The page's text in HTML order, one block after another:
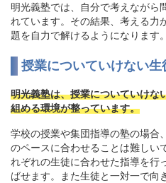
明光義塾では、自分で考えながら
れています。その結果、考える力
題を自力で解けるようになります。
授業についていけない生
明光義塾は、授業についていけな
組める環境が整っています。
学校の授業や集団指導の塾の場合
のペースに合わせることは難しい
れぞれの生徒に合わせた指導を行
ばせます。また生徒と一対一で向